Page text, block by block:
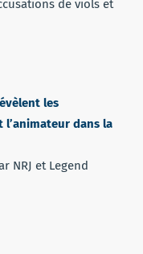
de viols et
les
dans la
NRJ et Legend